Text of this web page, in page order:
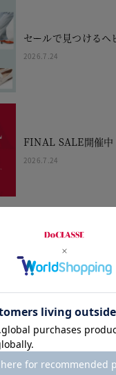
セールで見つけるヘ
2026.7.24
FINAL SALE開催中
2026.7.24
SANDALS WEEK
2026.7.10
最新カタログ8月号
2026.7.21